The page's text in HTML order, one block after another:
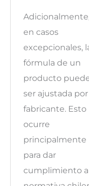
en casos
excepcionales,
fórmula de un
producto
ser ajustada por
fabricante. Esto
ocurre
principalmente
para dar
cumplimiento a